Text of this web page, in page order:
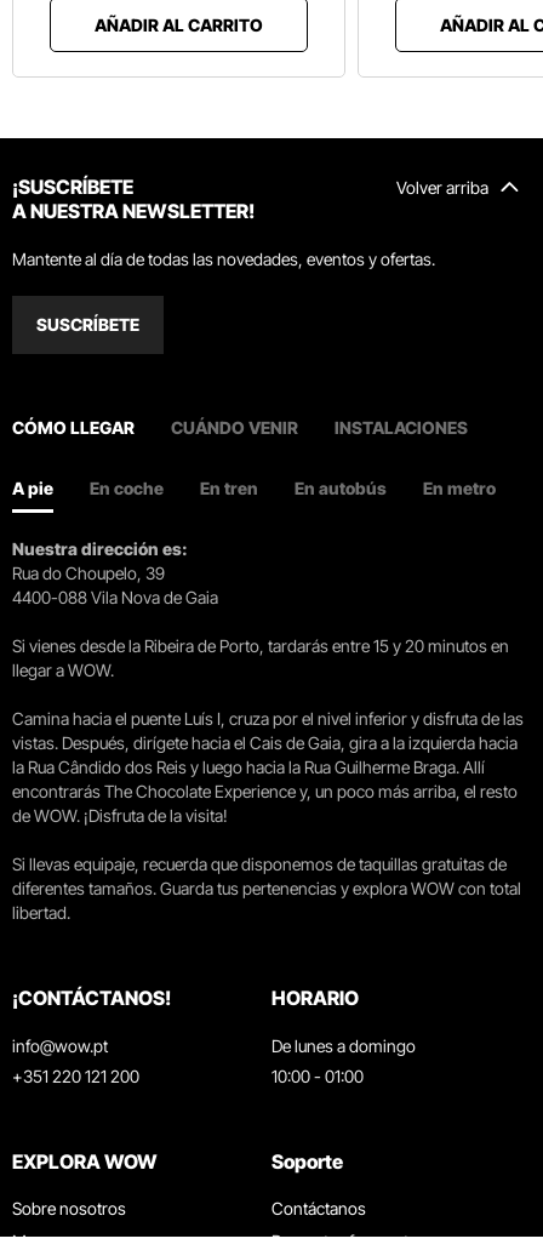
AÑADIR AL CARRITO AÑADIR AL
Volver arriba
¡SUSCRÍBETE
A NUESTRA NEWSLETTER!
Mantente al día de todas las novedades, eventos y ofertas.
SUSCRÍBETE
CÓMO LLEGAR CUÁNDO VENIR INSTALACIONES
A pie En coche En tren En autobús En metro
Nuestra dirección es:
Rua do Choupelo, 39
4400-088 Vila Nova de Gaia
Si vienes desde la Ribeira de Porto, tardarás entre 15 y 20 minutos en
llegar a WOW.
Camina hacia el puente Luís I, cruza por el nivel inferior y disfruta de las
vistas. Después, dirígete hacia el Cais de Gaia, gira a la izquierda hacia
la Rua Cândido dos Reis y luego hacia la Rua Guilherme Braga. Allí
encontrarás The Chocolate Experience y, un poco más arriba, el resto
de WOW. ¡Disfruta de la visita!
Si llevas equipaje, recuerda que disponemos de taquillas gratuitas de
diferentes tamaños. Guarda tus pertenencias y explora WOW con total
libertad.
¡CONTÁCTANOS!
info@wow.pt
+351 220 121 200
HORARIO
De lunes a domingo
10:00 - 01:00
EXPLORA WOW
Sobre nosotros
Museos
Soporte
Contáctanos
Preguntas frecuentes